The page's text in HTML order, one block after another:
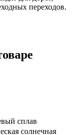
переходов.
сплав
солнечная